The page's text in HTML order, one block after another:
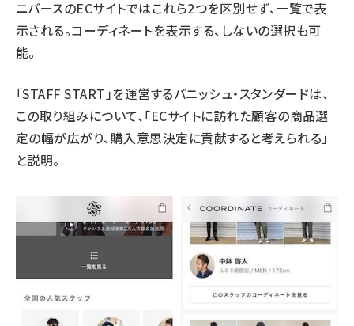
ニバースのECサイトではこれら2つを区別せず、一覧で表
示される。コーディネートを表示する、しないの選択も可
能。
「STAFF START」を運営するバニッシュ・スタンダードは、
この取り組みについて、「ECサイトに訪れた顧客の商品選
定の幅が広がり、購入意思決定に貢献すると考えられる」
と説明。